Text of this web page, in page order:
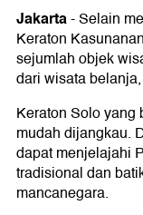
Jakarta-Selain
Keraton
sejumlah objek
dari wisata
Keraton Solo yang
mudah dijangkau.
dapat menjelajahi
tradisional dan
mancanegara.